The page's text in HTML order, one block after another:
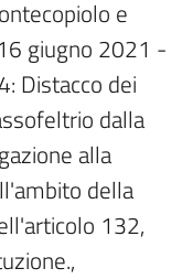
e
giugno 2021 -
Distacco dei
dalla
alla
della
132,